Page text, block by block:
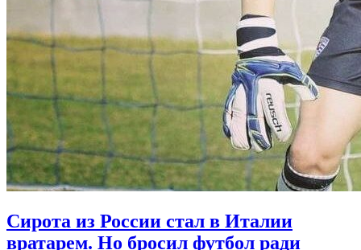
Сирота из России стал в Италии
вратарем. Но бросил футбол ради